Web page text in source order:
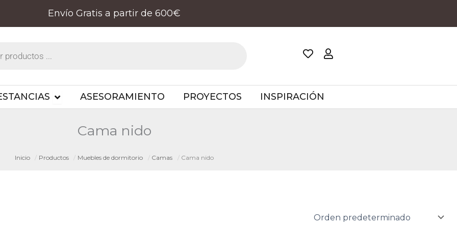
Envío Gratis a partir de 600€
OPEN ESTANCIAS
ASESORAMIENTO PROYECTOS INSPIRACIÓN
Cama nido
Inicio Productos Muebles de dormitorio Camas Cama nido